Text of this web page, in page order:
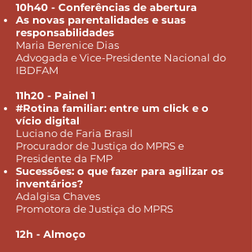
10h40 - Conferências de abertura
As novas parentalidades e suas
responsabilidades
Maria Berenice Dias
Advogada e Vice-Presidente Nacional do
IBDFAM
11h20 - Painel 1
#Rotina familiar: entre um click e o
vício digital
Luciano de Faria Brasil
Procurador de Justiça do MPRS e
Presidente da FMP
Sucessões: o que fazer para agilizar os
inventários?
Adalgisa Chaves
Promotora de Justiça do MPRS
12h - Almoço